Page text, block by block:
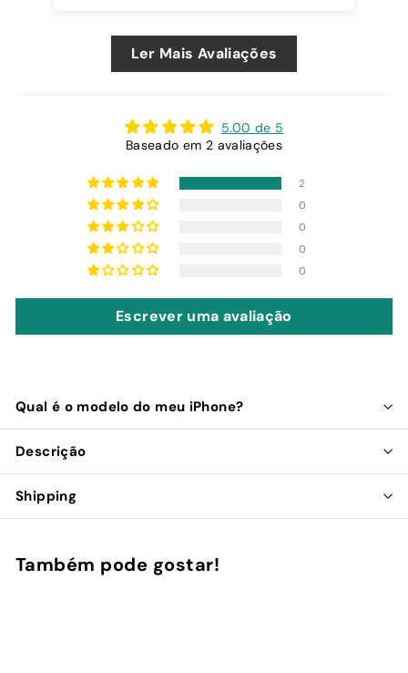
Ler Mais Avaliações
5.00 de 5
Baseado em 2 avaliações
2
0
0
0
0
Escrever uma avaliação
Qual é o modelo do meu iPhone?
Descrição
Shipping
Também pode gostar!